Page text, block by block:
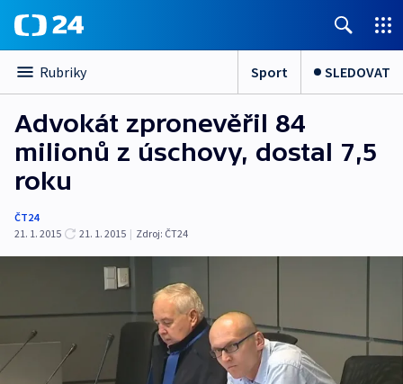
Rubriky Sport SLEDOVAT
Advokát zpronevěřil 84
milionů z úschovy, dostal 7,5
roku
ČT24
21. 1. 2015
21. 1. 2015 | Zdroj: ČT24